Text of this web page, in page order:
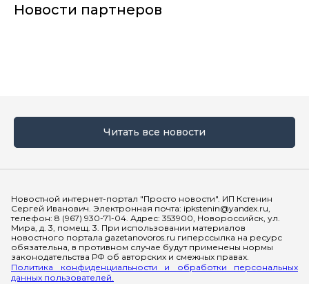
Новости партнеров
Читать все новости
Новостной интернет-портал "Просто новости". ИП Кстенин
Сергей Иванович. Электронная почта: ipkstenin@yandex.ru,
телефон: 8 (967) 930-71-04. Адрес: 353900, Новороссийск, ул.
Мира, д. 3, помещ. 3. При использовании материалов
новостного портала gazetanovoros.ru гиперссылка на ресурс
обязательна, в противном случае будут применены нормы
законодательства РФ об авторских и смежных правах.
Политика конфиденциальности и обработки персональных
данных пользователей.